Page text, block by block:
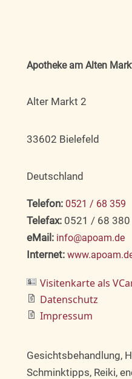
Apotheke am Alten
Alter Markt 2
33602 Bielefeld
Deutschland
Telefon: 0521 / 68 359
Telefax:0521 / 68 380
eMail: info@apoam.de
Internet:
Visitenkarte als
Datenschutz
Impressum
Gesichtsbehandlung,
Schminktipps, Reiki,